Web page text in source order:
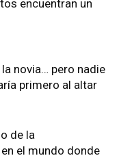
encuentran un
novia… pero nadie
primero al altar
de la
el mundo donde